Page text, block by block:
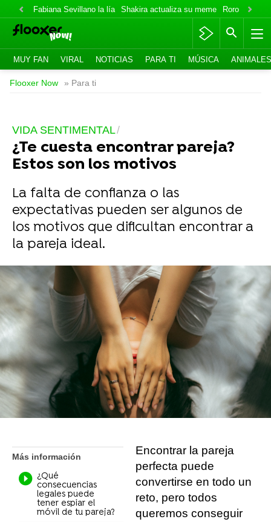
Fabiana Sevillano la lía Shakira actualiza su meme Roro lo niega
MUY FAN VIRAL NOTICIAS PARA TI MÚSICA ANIMALES
Flooxer Now » Para ti
VIDA SENTIMENTAL
¿Te cuesta encontrar pareja?
Estos son los motivos
La falta de confianza o las
expectativas pueden ser algunos de
los motivos que dificultan encontrar a
la pareja ideal.
Flooxer Now
Madrid
Publicado:23 de agosto de 2021, 12:24
WhatsappFacebook
X Flipboard
Más información
¿Qué
consecuencias
legales puede
tener espiar el
móvil de tu pareja?
Encontrar la pareja
perfecta puede
convertirse en todo un
reto, pero todos
queremos conseguir